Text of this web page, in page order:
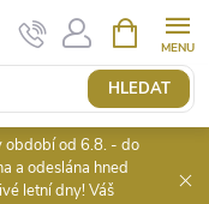
HLEDAT
NÁKUPNÍ
KOŠÍK
období od 6.8. - do
a odeslána hned
letní dny! Váš